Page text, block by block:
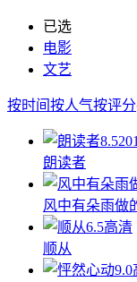
已选
电影
文艺
按时间按人气按评分
8.5
朗读者
风中有朵雨做
6.5高清
顺从
9.0